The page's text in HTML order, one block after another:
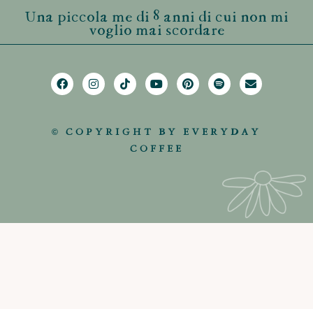
Una piccola me di 8 anni di cui non mi
voglio mai scordare
© COPYRIGHT BY EVERYDAY
COFFEE